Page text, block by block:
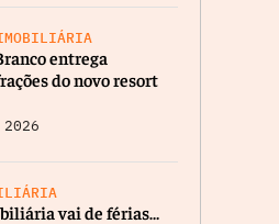
IMOBILIÁRIA
entrega
do novo resort
2026
vai de férias…